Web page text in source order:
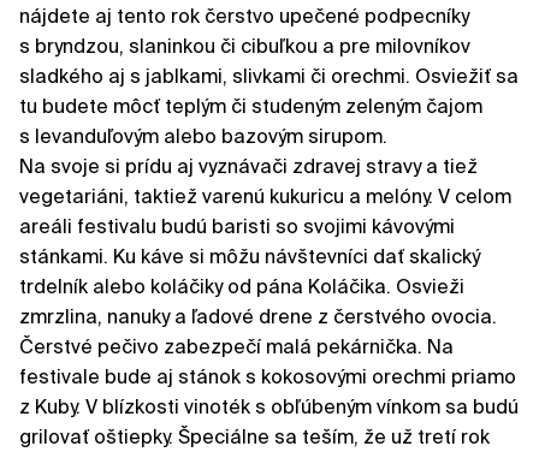
nájdete aj tento rok čerstvo upečené podpecníky
s bryndzou, slaninkou či cibuľkou a pre milovníkov
sladkého aj s jablkami, slivkami či orechmi. Osviežiť sa
tu budete môcť teplým či studeným zeleným čajom
s levanduľovým alebo bazovým sirupom.
Na svoje si prídu aj vyznávači zdravej stravy a tiež
vegetariáni, taktiež varenú kukuricu a melóny. V celom
areáli festivalu budú baristi so svojimi kávovými
stánkami. Ku káve si môžu návštevníci dať skalický
trdelník alebo koláčiky od pána Koláčika. Osvieži
zmrzlina, nanuky a ľadové drene z čerstvého ovocia.
Čerstvé pečivo zabezpečí malá pekárnička. Na
festivale bude aj stánok s kokosovými orechmi priamo
z Kuby. V blízkosti vinoték s obľúbeným vínkom sa budú
grilovať oštiepky. Špeciálne sa teším, že už tretí rok